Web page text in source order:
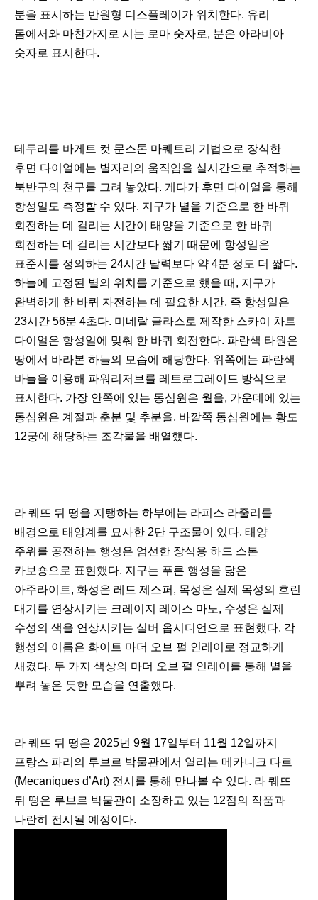
분을 표시하는 반원형 디스플레이가 위치한다. 유리
돔에서와 마찬가지로 시는 로마 숫자로, 분은 아라비아
숫자로 표시한다.
테두리를 바게트 컷 문스톤 마퀘트리 기법으로 장식한
후면 다이얼에는 별자리의 움직임을 실시간으로 추적하는
북반구의 천구를 그려 놓았다. 게다가 후면 다이얼을 통해
항성일도 측정할 수 있다. 지구가 별을 기준으로 한 바퀴
회전하는 데 걸리는 시간이 태양을 기준으로 한 바퀴
회전하는 데 걸리는 시간보다 짧기 때문에 항성일은
표준시를 정의하는 24시간 달력보다 약 4분 정도 더 짧다.
하늘에 고정된 별의 위치를 기준으로 했을 때, 지구가
완벽하게 한 바퀴 자전하는 데 필요한 시간, 즉 항성일은
23시간 56분 4초다. 미네랄 글라스로 제작한 스카이 차트
다이얼은 항성일에 맞춰 한 바퀴 회전한다. 파란색 타원은
땅에서 바라본 하늘의 모습에 해당한다. 위쪽에는 파란색
바늘을 이용해 파워리저브를 레트로그레이드 방식으로
표시한다. 가장 안쪽에 있는 동심원은 월을, 가운데에 있는
동심원은 계절과 춘분 및 추분을, 바깥쪽 동심원에는 황도
12궁에 해당하는 조각물을 배열했다.
라 퀘뜨 뒤 떵을 지탱하는 하부에는 라피스 라줄리를
배경으로 태양계를 묘사한 2단 구조물이 있다. 태양
주위를 공전하는 행성은 엄선한 장식용 하드 스톤
카보숑으로 표현했다. 지구는 푸른 행성을 닮은
아주라이트, 화성은 레드 제스퍼, 목성은 실제 목성의 흐린
대기를 연상시키는 크레이지 레이스 마노, 수성은 실제
수성의 색을 연상시키는 실버 옵시디언으로 표현했다. 각
행성의 이름은 화이트 마더 오브 펄 인레이로 정교하게
새겼다. 두 가지 색상의 마더 오브 펄 인레이를 통해 별을
뿌려 놓은 듯한 모습을 연출했다.
전
음
라 퀘뜨 뒤 떵은 2025년 9월 17일부터 11월 12일까지
프랑스 파리의 루브르 박물관에서 열리는 메카니크 다르
(Mecaniques d’Art) 전시를 통해 만나볼 수 있다. 라 퀘뜨
뒤 떵은 루브르 박물관이 소장하고 있는 12점의 작품과
나란히 전시될 예정이다.